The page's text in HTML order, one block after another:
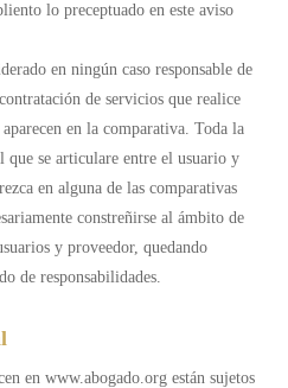
lo preceptuado en este aviso
en ningún caso responsable de
de servicios que realice
en la comparativa. Toda la
se articulare entre el usuario y
en alguna de las comparativas
constreñirse al ámbito de
y proveedor, quedando
de responsabilidades.
en www.abogado.org están sujetos